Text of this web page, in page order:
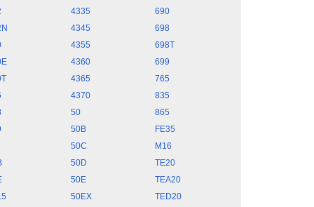
4335
4345
4355
4360
4365
4370
50
50B
50C
50D
50E
50EX
690
698
698T
699
765
835
865
FE35
M16
TE20
TEA20
TED20